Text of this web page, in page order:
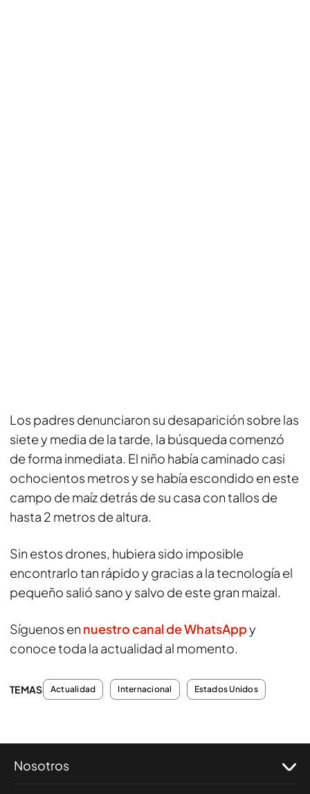
Los padres denunciaron su desaparición sobre las
siete y media de la tarde, la búsqueda comenzó
de forma inmediata. El niño había caminado casi
ochocientos metros y se había escondido en este
campo de maíz detrás de su casa con tallos de
hasta 2 metros de altura.
Sin estos drones, hubiera sido imposible
encontrarlo tan rápido y gracias a la tecnología el
pequeño salió sano y salvo de este gran maizal.
Síguenos en nuestro canal de WhatsAppy
conoce toda la actualidad al momento.
TEMAS Actualidad Internacional Estados Unidos
Nosotros